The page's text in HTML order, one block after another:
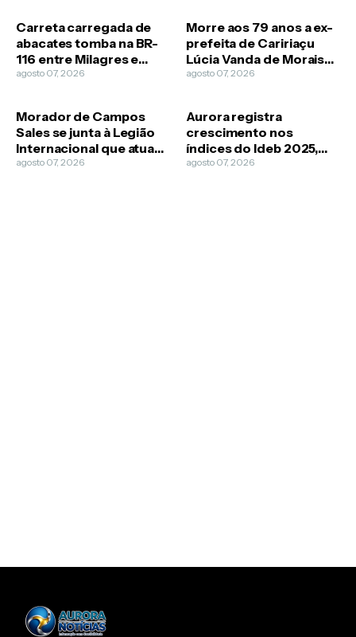
Carreta carregada de
abacates tomba na BR-
116 entre Milagres e
Barro
agosto 07, 2026
Morre aos 79 anos a ex-
prefeita de Caririaçu
Lúcia Vanda de Morais
Guimarães
agosto 07, 2026
Morador de Campos
Sales se junta à Legião
Internacional que atua
na guerra da Ucrânia
agosto 07, 2026
Aurora registra
crescimento nos
índices do Ideb 2025,
aponta divulgação da
agosto 07, 2026